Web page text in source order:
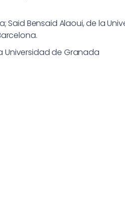
Said Bensaid Alaoui, de la
Universidad de Granada